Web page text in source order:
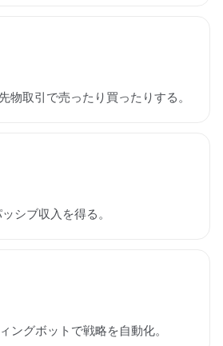
物取引で売ったり買ったりする。
シブ収入を得る。
ングボットで戦略を自動化。